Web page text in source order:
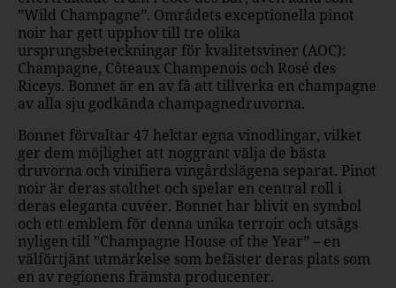
”Wild Champagne”. Områdets exceptionella pinot
noir har gett upphov till tre olika
ursprungsbeteckningar för kvalitetsviner (AOC):
Champagne, Côteaux Champenois och Rosé des
Riceys. Bonnet är en av få att tillverka en champagne
av alla sju godkända champagnedruvorna.
Bonnet förvaltar 47 hektar egna vinodlingar, vilket
ger dem möjlighet att noggrant välja de bästa
druvorna och vinifiera vingårdslägena separat. Pinot
noir är deras stolthet och spelar en central roll i
deras eleganta cuvéer. Bonnet har blivit en symbol
och ett emblem för denna unika terroir och utsågs
nyligen till ”Champagne House of the Year” – en
välförtjänt utmärkelse som befäster deras plats som
en av regionens främsta producenter.